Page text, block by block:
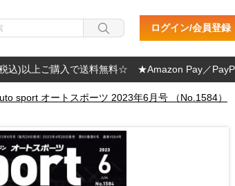
ログイン/会員登録
込)以上ご購入で送料無料☆ ★Amazon Pay／
sport オートスポーツ 2023年6月号 （No.1584）